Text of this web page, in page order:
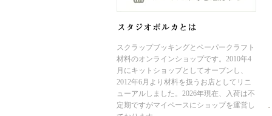
スクラップブッキングとペーパークラフト
材料のオンラインショップです。2010年4
月にキットショップとしてオープンし、
2012年6月より材料を扱うお店としてリニ
ューアルしました。2026年現在、入荷は不
定期ですがマイペースにショップを運営し